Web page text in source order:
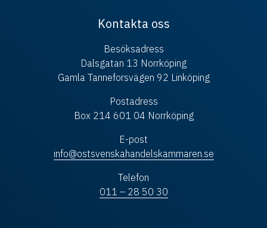
Kontakta oss
Besöksadress
Dalsgatan 13 Norrköping
Gamla Tanneforsvägen 92 Linköping
Postadress
Box 214 601 04 Norrköping
E-post
info@ostsvenskahandelskammaren.se
Telefon
011 – 28 50 30